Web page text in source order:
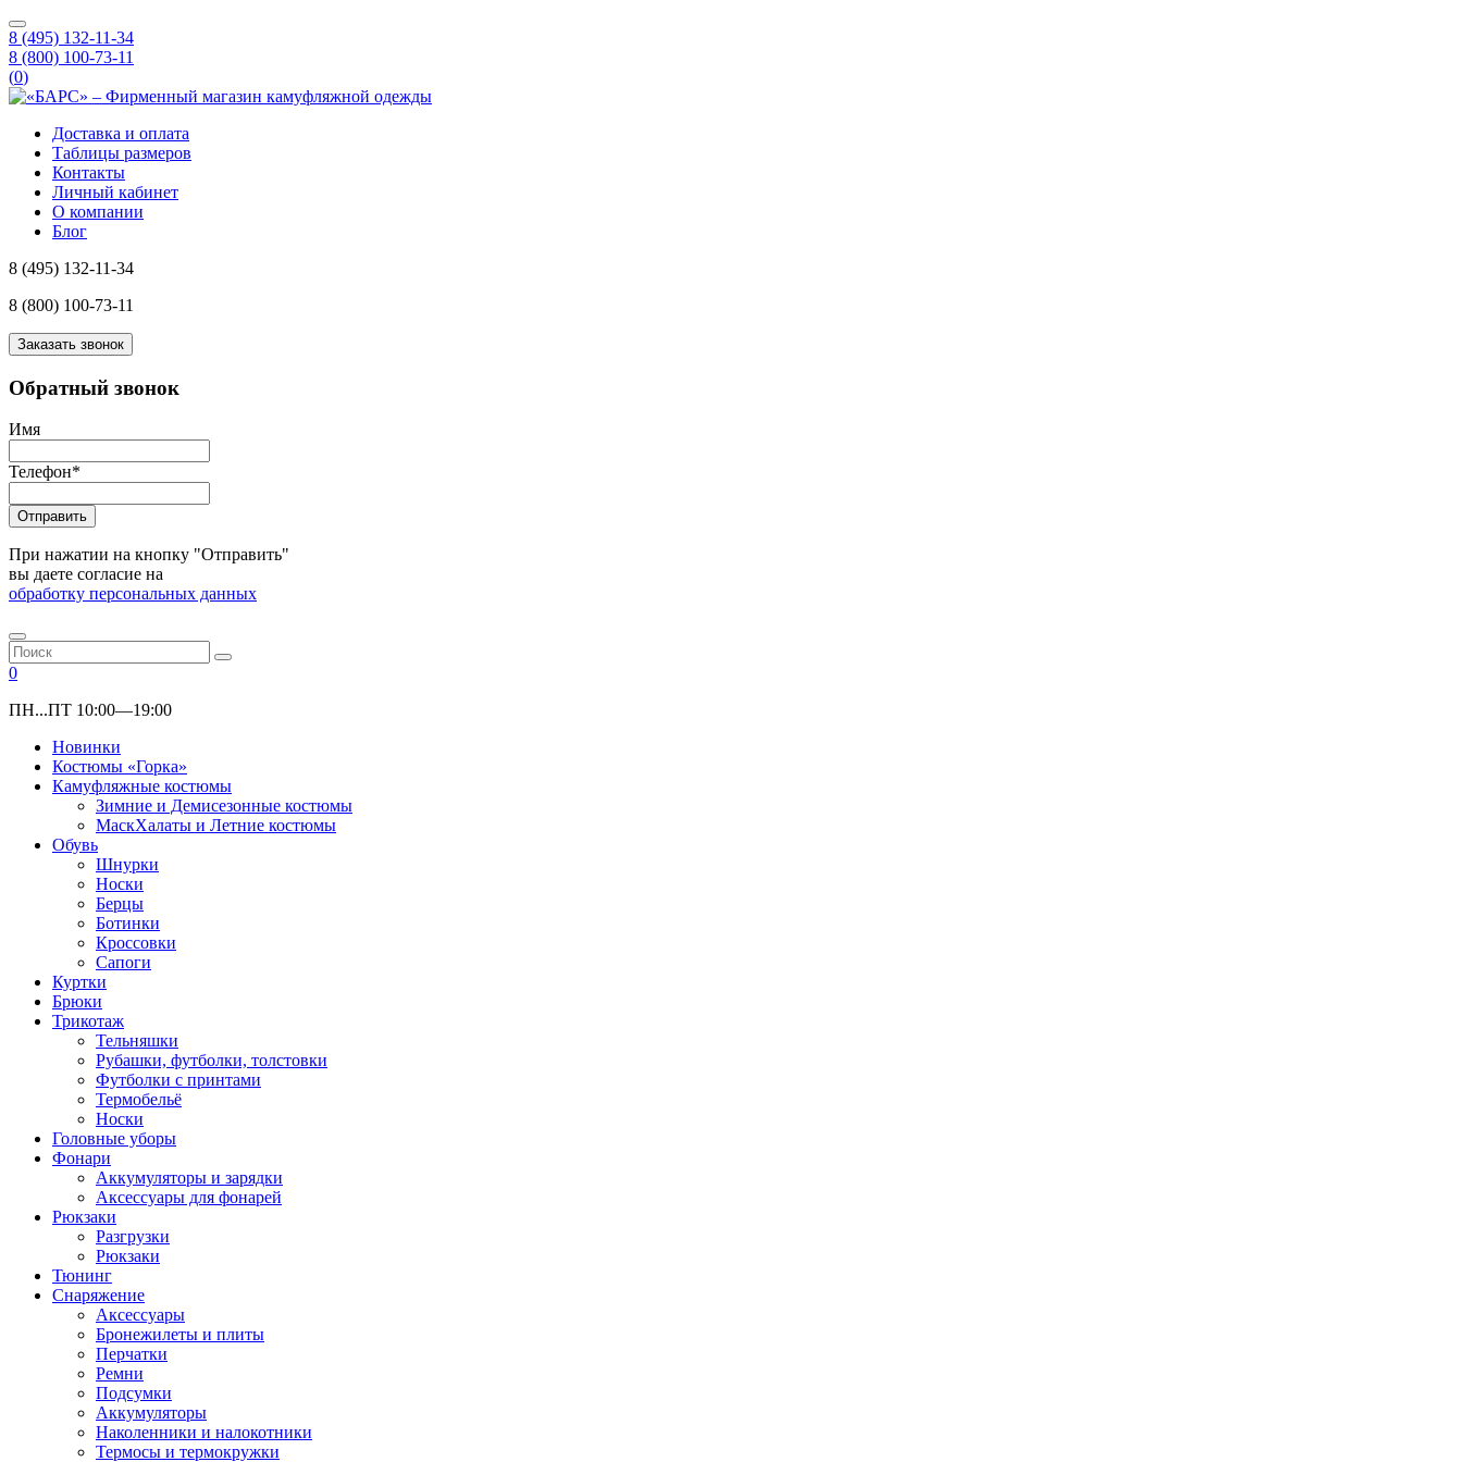
8 (495) 132-11-34
8 (800) 100-73-11
(0)
Доставка и оплата
Таблицы размеров
Контакты
Личный кабинет
О компании
Блог
8 (495) 132-11-34
8 (800) 100-73-11
Заказать звонок
Обратный звонок
Имя
Телефон*
Отправить
При нажатии на кнопку "Отправить"
вы даете согласие на
обработку персональных данных
0
ПН...ПТ 10:00—19:00
Новинки
Костюмы «Горка»
Камуфляжные костюмы
Зимние и Демисезонные костюмы
МаскХалаты и Летние костюмы
Обувь
Шнурки
Носки
Берцы
Ботинки
Кроссовки
Сапоги
Куртки
Брюки
Трикотаж
Тельняшки
Рубашки, футболки, толстовки
Футболки с принтами
Термобельё
Носки
Головные уборы
Фонари
Аккумуляторы и зарядки
Аксессуары для фонарей
Рюкзаки
Разгрузки
Рюкзаки
Тюнинг
Снаряжение
Аксессуары
Бронежилеты и плиты
Перчатки
Ремни
Подсумки
Аккумуляторы
Наколенники и налокотники
Термосы и термокружки